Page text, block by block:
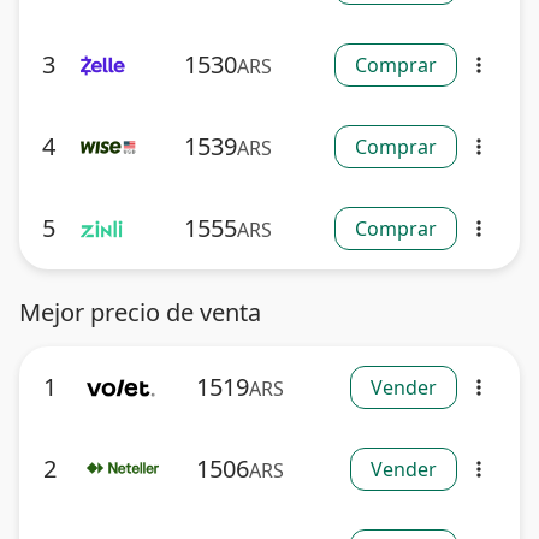
3 1530ARS Comprar more_vert
4 1539ARS Comprar more_vert
5 1555ARS Comprar more_vert
Mejor precio de venta
1 1519ARS Vender more_vert
2 1506ARS Vender more_vert